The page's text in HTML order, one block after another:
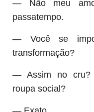
— Não meu
passatempo.
— Você se
transformação?
— Assim no cru?
roupa social?